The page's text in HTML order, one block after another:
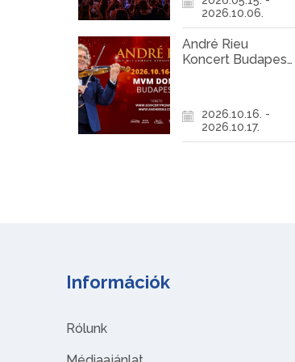
2026.10.06.
André Rieu
Koncert Budapest
2026.10.16. -
2026.10.17.
Információk
Rólunk